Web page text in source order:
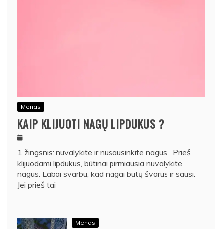
Menas
KAIP KLIJUOTI NAGŲ LIPDUKUS ?
1 žingsnis: nuvalykite ir nusausinkite nagus Prieš
klijuodami lipdukus, būtinai pirmiausia nuvalykite
nagus. Labai svarbu, kad nagai būtų švarūs ir sausi.
Jei prieš tai
Menas